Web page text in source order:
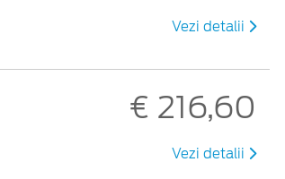
Vezi detalii
€ 216,60
Vezi detalii